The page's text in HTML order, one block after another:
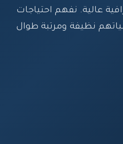
عالية. نفهم احتياجات
نظيفة ومرتبة طوال